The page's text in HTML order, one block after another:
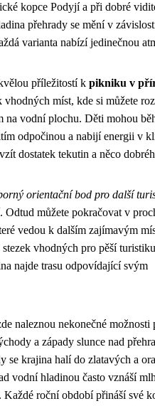
kopce Podyjí a při dobré
přehrady se mění v
varianta nabízí jedinečnou
příležitostí k pikniku v
míst, kde si můžete
na vodní plochu. Děti mohou
odpočinou a nabijí energii v
dostatek tekutin a něco
orientační bod pro další
můžete pokračovat v
vedou k dalším zajímavým
vhodných pro pěší
najde trasu odpovídající svým
naleznou nekonečné možnosti
a západy slunce nad
se krajina halí do zlatavých a
vodní hladinou často vznáší
Každé roční období přináší své